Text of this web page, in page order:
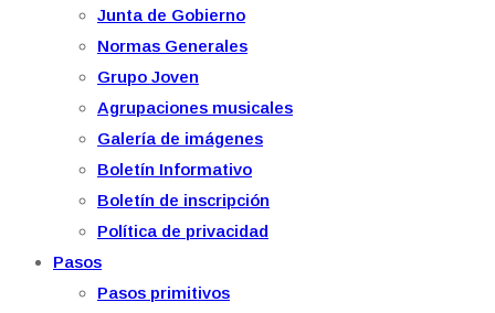
Junta de Gobierno
Normas Generales
Grupo Joven
Agrupaciones musicales
Galería de imágenes
Boletín Informativo
Boletín de inscripción
Política de privacidad
Pasos
Pasos primitivos